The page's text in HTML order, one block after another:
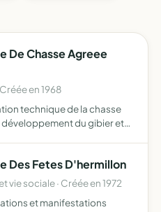
De Chasse Agreee
en 1968
technique de la chasse
du gibier et
Des Fetes D'hermillon
vie sociale · Créée en 1972
et manifestations